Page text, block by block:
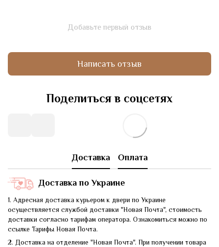
Добавьте первый отзыв
Написать отзыв
Поделиться в соцсетях
Доставка Оплата
Доставка по Украине
1. Адресная доставка курьером к двери по Украине
осуществляется службой доставки "Новая Почта", стоимость
доставки согласно тарифам оператора. Ознакомиться можно по
ссылке Тарифы Новая Почта.
2. Доставка на отделение "Новая Почта". При получении товара